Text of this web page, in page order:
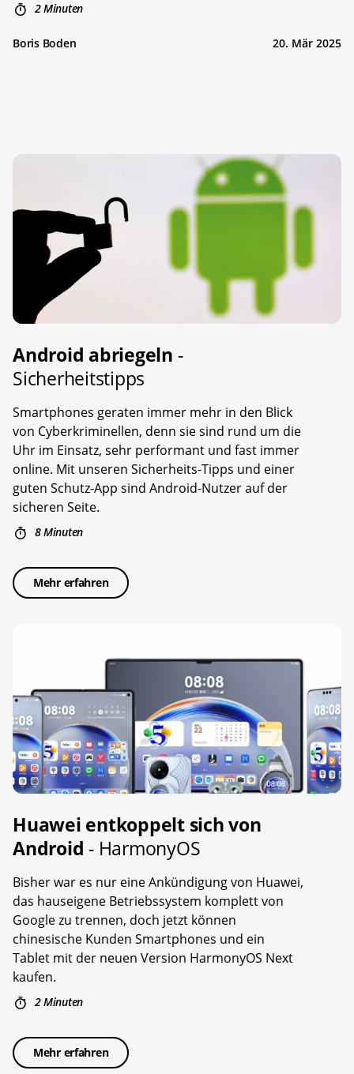
2 Minuten
Boris Boden 20. Mär 2025
Android abriegeln -
Sicherheitstipps
Smartphones geraten immer mehr in den Blick
von Cyberkriminellen, denn sie sind rund um die
Uhr im Einsatz, sehr performant und fast immer
online. Mit unseren Sicherheits-Tipps und einer
guten Schutz-App sind Android-Nutzer auf der
sicheren Seite.
8 Minuten
Mehr erfahren
Huawei entkoppelt sich von
Android - HarmonyOS
Bisher war es nur eine Ankündigung von Huawei,
das hauseigene Betriebssystem komplett von
Google zu trennen, doch jetzt können
chinesische Kunden Smartphones und ein
Tablet mit der neuen Version HarmonyOS Next
kaufen.
2 Minuten
Mehr erfahren